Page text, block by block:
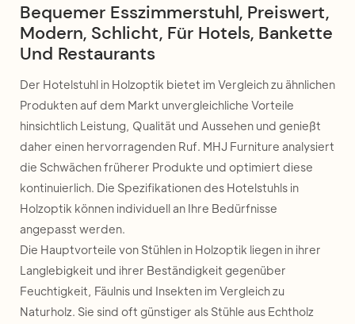
Bequemer Esszimmerstuhl, Preiswert,
Modern, Schlicht, Für Hotels, Bankette
Und Restaurants
Der Hotelstuhl in Holzoptik bietet im Vergleich zu ähnlichen
Produkten auf dem Markt unvergleichliche Vorteile
hinsichtlich Leistung, Qualität und Aussehen und genießt
daher einen hervorragenden Ruf. MHJ Furniture analysiert
die Schwächen früherer Produkte und optimiert diese
kontinuierlich. Die Spezifikationen des Hotelstuhls in
Holzoptik können individuell an Ihre Bedürfnisse
angepasst werden.
Die Hauptvorteile von Stühlen in Holzoptik liegen in ihrer
Langlebigkeit und ihrer Beständigkeit gegenüber
Feuchtigkeit, Fäulnis und Insekten im Vergleich zu
Naturholz. Sie sind oft günstiger als Stühle aus Echtholz